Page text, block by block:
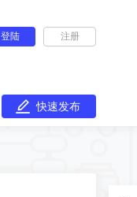
登陆 注册
快速发布